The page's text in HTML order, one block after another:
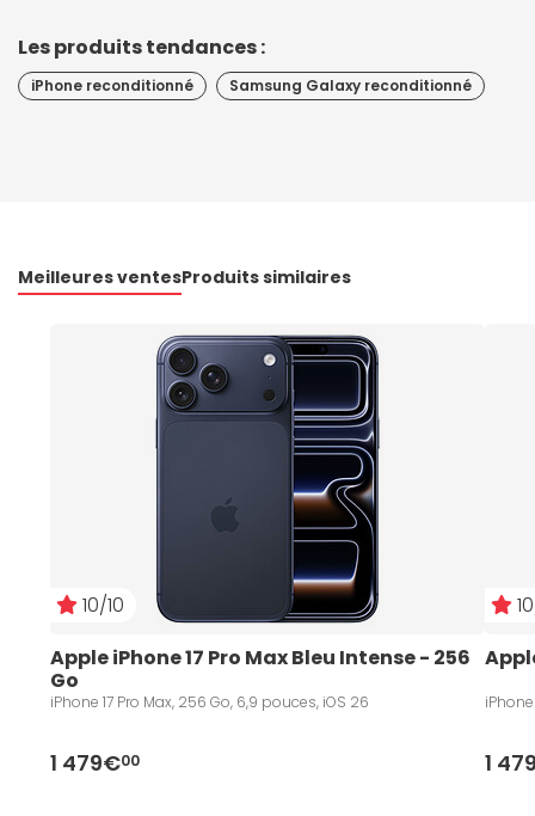
Les produits tendances :
iPhone reconditionné Samsung Galaxy reconditionné
Meilleures ventesProduits similaires
10/10
Apple iPhone 17 Pro Max Bleu Intense - 256
Go
iPhone 17 Pro Max, 256 Go, 6,9 pouces, iOS 26
1 479€00 1